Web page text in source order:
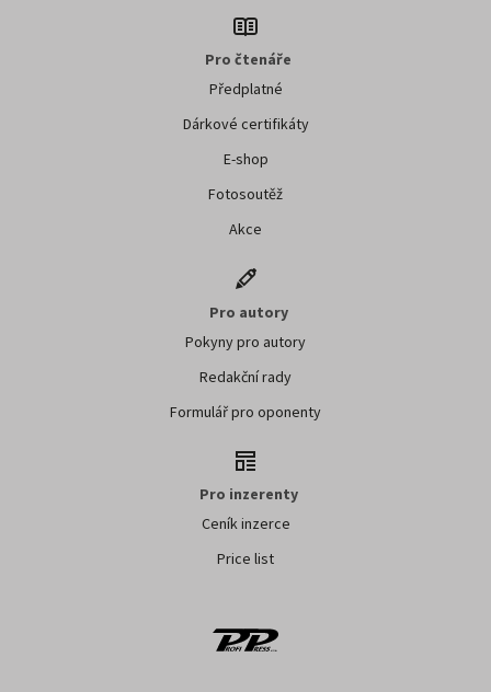
Pro čtenáře
Předplatné
Dárkové certifikáty
E-shop
Fotosoutěž
Akce
Pro autory
Pokyny pro autory
Redakční rady
Formulář pro oponenty
Pro inzerenty
Ceník inzerce
Price list